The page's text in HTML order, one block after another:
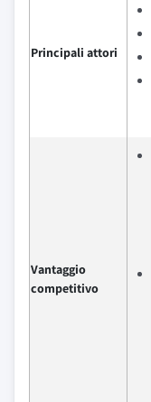
Principali attori
Vantaggio
competitivo